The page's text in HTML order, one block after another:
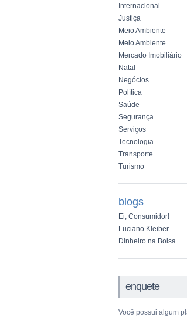
Internacional
Justiça
Meio Ambiente
Meio Ambiente
Mercado Imobiliário
Natal
Negócios
Política
Saúde
Segurança
Serviços
Tecnologia
Transporte
Turismo
blogs
Ei, Consumidor!
Luciano Kleiber
Dinheiro na Bolsa
enquete
Você possui algum